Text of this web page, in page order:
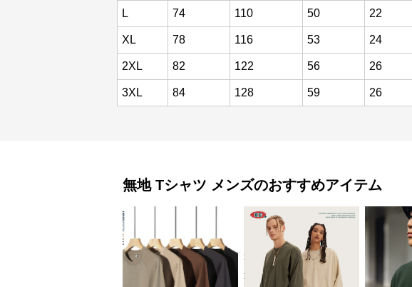
L 74 110 50 22
XL 78 116 53 24
2XL 82 122 56 26
3XL 84 128 59 26
無地 Tシャツ メンズのおすすめアイテム